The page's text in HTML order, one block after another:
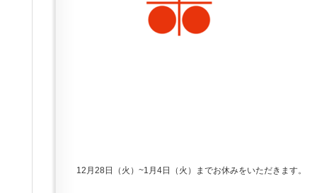
12月28日（火）~1月4日（火）までお休みをいただきます。